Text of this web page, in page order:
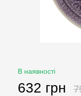
В наявності
632 грн